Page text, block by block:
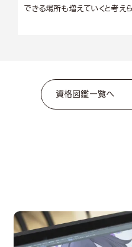
できる場所も増えていくと考えら
資格図鑑一覧へ